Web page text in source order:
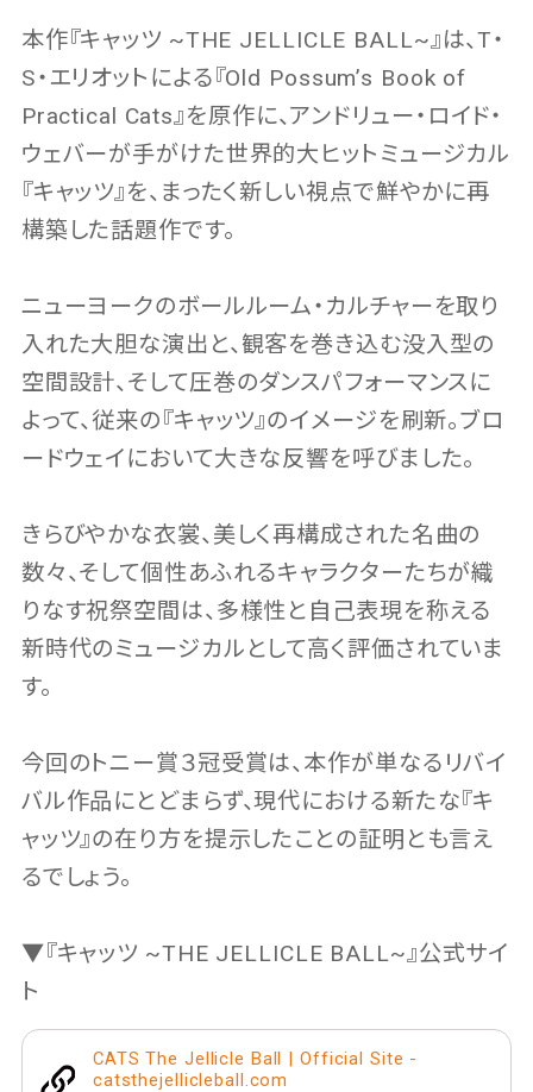
本作『キャッツ ~THE JELLICLE BALL~』は、T・
S・エリオットによる『Old Possum’s Book of
Practical Cats』を原作に、アンドリュー・ロイド・
ウェバーが手がけた世界的大ヒットミュージカル
『キャッツ』を、まったく新しい視点で鮮やかに再
構築した話題作です。
ニューヨークのボールルーム・カルチャーを取り
入れた大胆な演出と、観客を巻き込む没入型の
空間設計、そして圧巻のダンスパフォーマンスに
よって、従来の『キャッツ』のイメージを刷新。ブロ
ードウェイにおいて大きな反響を呼びました。
きらびやかな衣裳、美しく再構成された名曲の
数々、そして個性あふれるキャラクターたちが織
りなす祝祭空間は、多様性と自己表現を称える
新時代のミュージカルとして高く評価されていま
す。
今回のトニー賞３冠受賞は、本作が単なるリバイ
バル作品にとどまらず、現代における新たな『キ
ャッツ』の在り方を提示したことの証明とも言え
るでしょう。
▼『キャッツ ~THE JELLICLE BALL~』公式サイ
ト
CATS The Jellicle Ball | Official Site -
catsthejellicleball.com